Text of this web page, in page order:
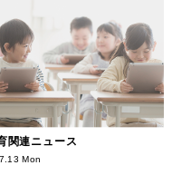
関連ニュース
Mon